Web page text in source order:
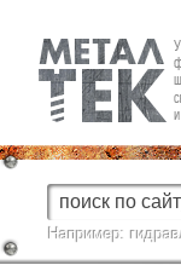
Fein — Профессиональный
металла.
Например: